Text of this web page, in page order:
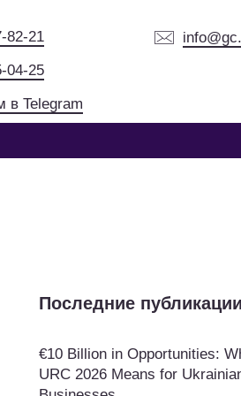
82-21
04-25
в Telegram
Последние публикации
€10 Billion in Opportunities:
URC 2026 Means for